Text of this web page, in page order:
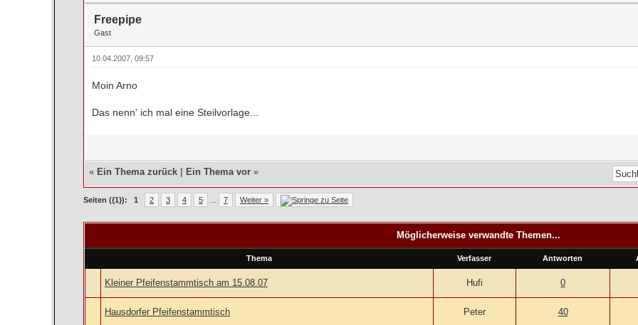
Freepipe
Gast
10.04.2007, 09:57
Moin Arno
Das nenn' ich mal eine Steilvorlage...
« Ein Thema zurück Ein Thema vor »
Seiten ({1}): 1 2 3 4 5 7 Weiter »
Möglicherweise verwandte Themen...
Thema Verfasser Antworten
Kleiner Pfeifenstammtisch am 15.08.07 Hufi 0
Hausdorfer Pfeifenstammtisch Peter 40